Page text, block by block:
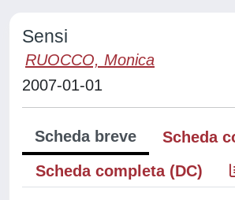
Sensi
RUOCCO, Monica
2007-01-01
Scheda breve
Scheda
Scheda completa (DC)